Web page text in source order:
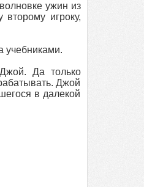
ужин из
игроку,
учебниками.
Да только
Джой
в далекой